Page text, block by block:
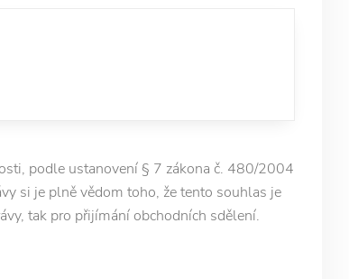
podle ustanovení § 7 zákona č. 480/2004
si je plně vědom toho, že tento souhlas je
tak pro přijímání obchodních sdělení.